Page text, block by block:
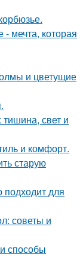
мечта, которая
и цветущие
свет и
и комфорт.
старую
подходит для
советы и
способы